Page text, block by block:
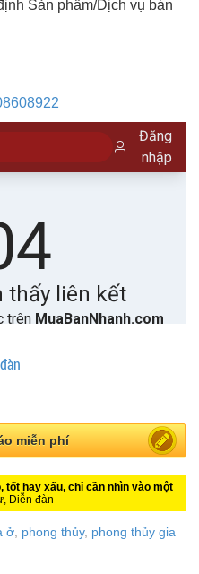
Sản phẩm/Dịch vụ bán
miễn phí
tốt hay xấu, chỉ cần nhìn vào một
Diễn đàn
ở phong thủy, phong thủy gia